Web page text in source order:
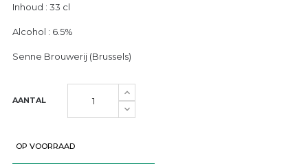
Inhoud : 33 cl
Alcohol : 6.5%
Senne Brouwerij (Brussels)
AANTAL
OP VOORRAAD